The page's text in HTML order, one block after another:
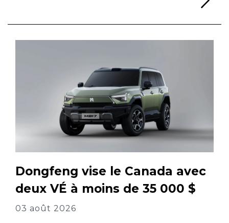
Dongfeng vise le Canada avec
deux VÉ à moins de 35 000 $
03 août 2026